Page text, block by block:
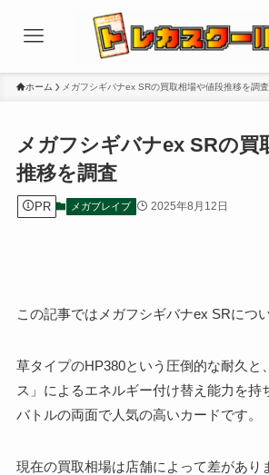
ホーム メガフシギバナex SRの買取相場や値段推移を調査
メガフシギバナex SRの買
推移を調査
PR メガブレイブ 2025年8月12日
この記事ではメガフシギバナex SRにつ
草タイプのHP380という圧倒的な耐久と
ス」によるエネルギー付け替え能力を持
バトルの両面で人気の高いカードです。
現在の買取相場は店舗によって差があり